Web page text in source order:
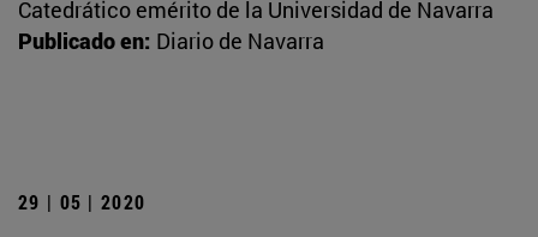
Catedrático emérito de la Universidad de Navarra
Publicado en: Diario de Navarra
29 | 05 | 2020